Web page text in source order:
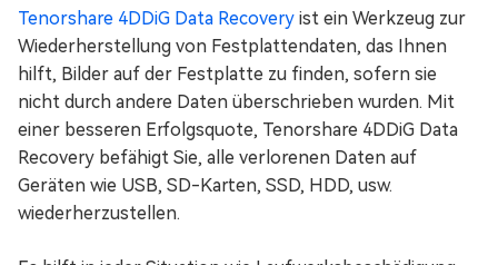
Tenorshare 4DDiG Data Recovery ist ein Werkzeug zur
Wiederherstellung von Festplattendaten, das Ihnen
hilft, Bilder auf der Festplatte zu finden, sofern sie
nicht durch andere Daten überschrieben wurden. Mit
einer besseren Erfolgsquote, Tenorshare 4DDiG Data
Recovery befähigt Sie, alle verlorenen Daten auf
Geräten wie USB, SD-Karten, SSD, HDD, usw.
wiederherzustellen.